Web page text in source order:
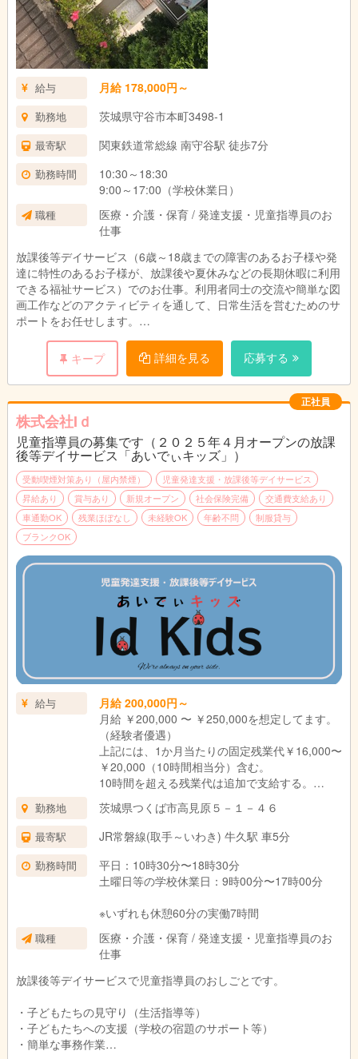
給与 月給 178,000円～
勤務地 茨城県守谷市本町3498-1
最寄駅 関東鉄道常総線 南守谷駅 徒歩7分
勤務時間
10:30～18:30
9:00～17:00（学校休業日）
職種
医療・介護・保育 / 発達支援・児童指導員のお
仕事
放課後等デイサービス（6歳～18歳までの障害のあるお子様や発
達に特性のあるお子様が、放課後や夏休みなどの長期休暇に利用
できる福祉サービス）でのお仕事。利用者同士の交流や簡単な図
画工作などのアクティビティを通して、日常生活を営むためのサ
ポートをお任せします。
○年齢不問
○子どもと接することが好きな方
○小さな成長を共に喜べる方
○様々な障害に対して理解するための努力ができる方
◎児童発達支援管理責任者、児童指導員の実務経験をお持ちの方
は優遇いたします
キープ 詳細を見る 応募する
正社員
株式会社Iｄ
児童指導員の募集です（２０２５年４月オープンの放課
後等デイサービス「あいでぃキッズ」）
受動喫煙対策あり（屋内禁煙）
児童発達支援・放課後等デイサービス
昇給あり
賞与あり 新規オープン 社会保険完備
交通費支給あり
車通勤OK
残業ほぼなし 未経験OK 年齢不問
制服貸与
ブランクOK
給与
月給 200,000円～
月給 ￥200,000 〜 ￥250,000を想定してます。
（経験者優遇）
上記には、1か月当たりの固定残業代￥16,000〜
￥20,000（10時間相当分）含む。
10時間を超える残業代は追加で支給する。
昇給あり（年1回）
賞与あり（年2回）
役職手当
交通費規定内支給
勤務地 茨城県つくば市高見原５－１－４６
最寄駅 JR常磐線(取手～いわき) 牛久駅 車5分
勤務時間
平日：10時30分〜18時30分
土曜日等の学校休業日：9時00分〜17時00分
※いずれも休憩60分の実働7時間
職種
医療・介護・保育 / 発達支援・児童指導員のお
仕事
放課後等デイサービスで児童指導員のおしごとです。
・子どもたちの見守り（生活指導等）
・子どもたちへの支援（学校の宿題のサポート等）
・簡単な事務作業